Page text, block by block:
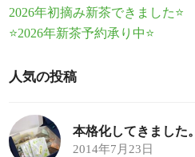
2026年初摘み新茶できました⭐
⭐2026年新茶予約承り中⭐
人気の投稿
本格化してきました。
2014年7月23日